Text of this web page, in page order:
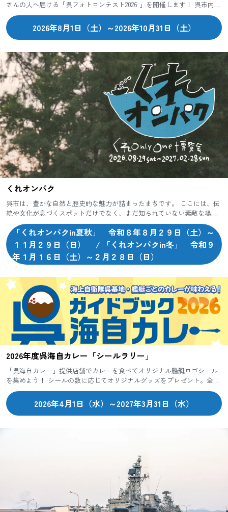
さんの人へ届ける「呉フォトコンテスト2026 」を開催します！ 呉市内で
撮影した、とっておきの一枚をInstagram...
2026年8月1日（土）～2026年10月31日（土）
くれオンパク
呉市は、豊かな自然と歴史的な魅力が詰まったまちです。 ここには、伝
統や文化が息づくスポットだけでなく、まだ知られていない素敵な場所
や体験がたくさんあります。 「くれオンパク」は、そんな呉市ならで...
「くれオンパクin夏秋」 令和８年８月２９日（土）～
１１月２９日（日） / 「くれオンパクin冬」 令和９
年１月１６日（土）～２月２８日（日）
2026年度呉海自カレー「シールラリー」
「呉海自カレー」提供店舗でカレーを食べてオリジナル艦艇ロゴシール
を集めよう！ シールの数に応じてオリジナルグッズをプレゼント。全店
舗制覇すると豪華賞品が！コンプリート目指して食べまくろう！
2026年4月1日（水）～2027年3月31日（水）